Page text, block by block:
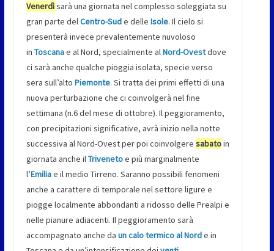
Venerdìsarà una giornata nel complesso soleggiata su
gran parte delCentro-Sude delle Isole. Il cielo si
presenterà invece prevalentemente nuvoloso
in Toscanae al Nord, specialmente alNord-Ovestdove
ci sarà anche qualche pioggia isolata, specie verso
sera sull’alto Piemonte. Si tratta dei primi effetti di una
nuova perturbazione che ci coinvolgerà nel fine
settimana (n.6 del mese di ottobre). Il peggioramento,
con precipitazioni significative, avrà inizio nella notte
successiva al Nord-Ovest per poi coinvolgere sabatoin
giornata anche ilTrivenetoe più marginalmente
l’Emiliae il medio Tirreno. Saranno possibili fenomeni
anche a carattere di temporale nel settore ligure e
piogge localmente abbondanti a ridosso delle Prealpi e
nelle pianure adiacenti. Il peggioramento sarà
accompagnato anche da un calo termico al Norde in